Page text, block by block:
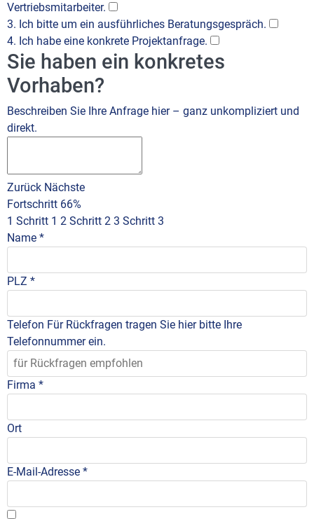
Vertriebsmitarbeiter.
3. Ich bitte um ein ausführliches Beratungsgespräch.
4. Ich habe eine konkrete Projektanfrage.
Sie haben ein konkretes
Vorhaben?
Beschreiben Sie Ihre Anfrage hier – ganz unkompliziert und
direkt.
Zurück Nächste
Fortschritt 66%
1 Schritt 1 2 Schritt 2 3 Schritt 3
Name *
PLZ *
Telefon Für Rückfragen tragen Sie hier bitte Ihre
Telefonnummer ein.
Firma *
Ort
E-Mail-Adresse *